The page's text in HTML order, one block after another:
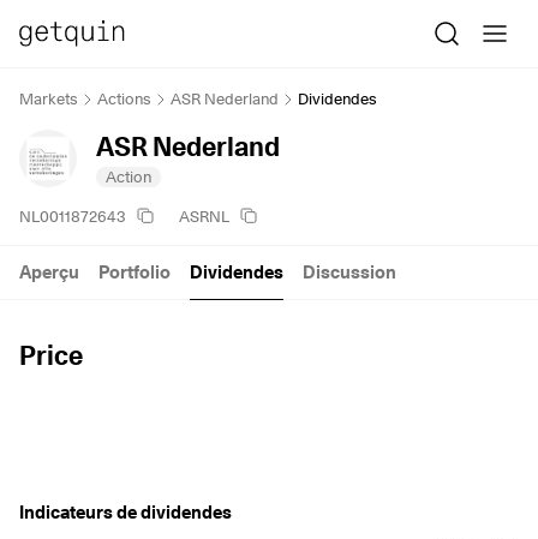
Markets Actions ASR Nederland Dividendes
ASR Nederland
Action
NL0011872643 ASRNL
Price
Aperçu Portfolio Dividendes Discussion
Indicateurs de dividendes